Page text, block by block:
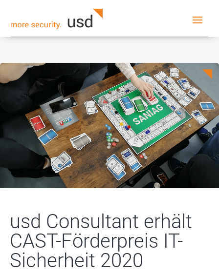
usd Consultant erhält
CAST-Förderpreis IT-
Sicherheit 2020